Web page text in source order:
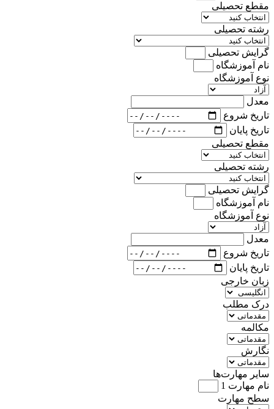
مقطع تحصیلی
رشته تحصیلی
گرایش تحصیلی
نام آموزشگاه
نوع آموزشگاه
معدل
تاریخ شروع
تاریخ پایان
مقطع تحصیلی
رشته تحصیلی
گرایش تحصیلی
نام آموزشگاه
نوع آموزشگاه
معدل
تاریخ شروع
تاریخ پایان
زبان خارجی
درک مطلب
مکالمه
نگارش
سایر مهارت‌ها
نام مهارت 1
سطح مهارت